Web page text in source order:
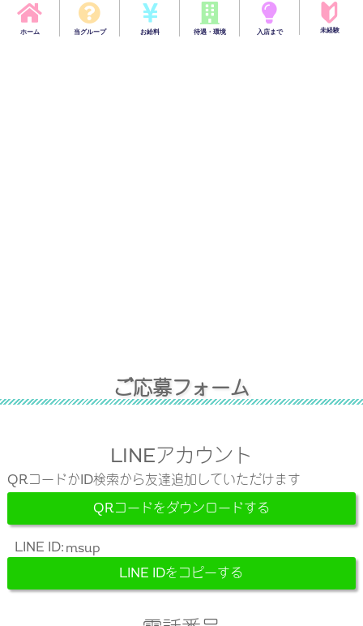
ホーム 当グループ お給料 待遇・環境 入店まで 未経験
ご応募フォーム
LINEアカウント
QRコードかID検索から友達追加していただけます
QRコードをダウンロードする
LINE ID:
LINE IDをコピーする